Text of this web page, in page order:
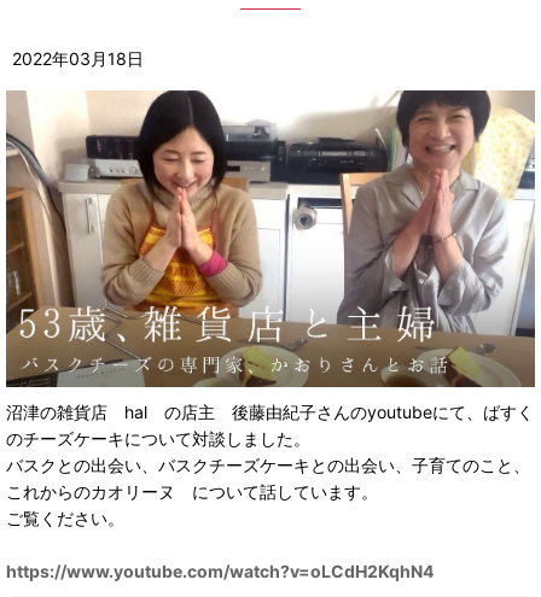
2022年03 月18日
沼津の雑貨店 hal の店主 後藤由紀子さんのyoutubeにて、ばすく
のチーズケーキについて対談しました。
バスクとの出会い、バスクチーズケーキとの出会い、子育てのこと、
これからのカオリーヌ について話しています。
ご覧ください。
https://www.youtube.com/watch?v=oLCdH2KqhN4